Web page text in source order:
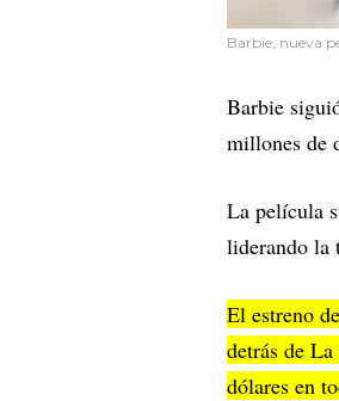
Barbie, nueva
Barbie
millones de
La película
liderando la
El estreno de
detrás de
dólares en